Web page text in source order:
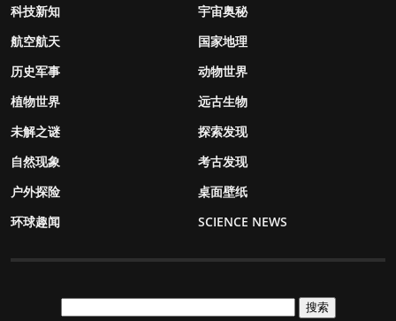
科技新知
宇宙奥秘
航空航天
国家地理
历史军事
动物世界
植物世界
远古生物
未解之谜
探索发现
自然现象
考古发现
户外探险
桌面壁纸
环球趣闻
SCIENCE NEWS